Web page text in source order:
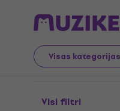
Visas kategorijas
Mūzikas instrumenti
Visi filtri